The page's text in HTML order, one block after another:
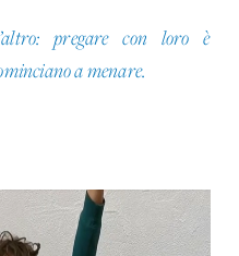
pregare con loro è
a menare.